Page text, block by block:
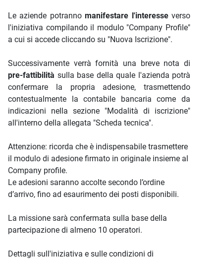
Le aziende potrannomanifestare l'interesseverso
l'iniziativa compilando il modulo "Company Profile"
a cui si accede cliccando su "Nuova Iscrizione".
Successivamente verrà fornità una breve nota di
pre-fattibilità sulla base della quale l'azienda potrà
confermare la propria adesione, trasmettendo
contestualmente la contabile bancaria come da
indicazioni nella sezione "Modalità di iscrizione"
all'interno della allegata "Scheda tecnica".
Attenzione: ricorda che è indispensabile trasmettere
il modulo di adesione firmato in originale insieme al
Company profile.
Le adesioni saranno accolte secondo l’ordine
d’arrivo, fino ad esaurimento dei posti disponibili.
La missione sarà confermata sulla base della
partecipazione di almeno 10 operatori.
Dettagli sull'iniziativa e sulle condizioni di